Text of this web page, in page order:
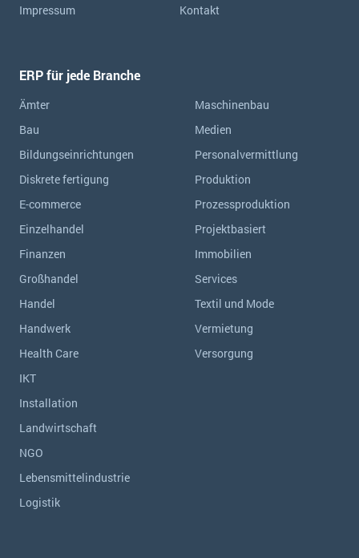
Impressum
Kontakt
ERP für jede Branche
Ämter
Bau
Bildungseinrichtungen
Diskrete fertigung
E-commerce
Einzelhandel
Finanzen
Großhandel
Handel
Handwerk
Health Care
IKT
Installation
Landwirtschaft
NGO
Lebensmittelindustrie
Logistik
Maschinenbau
Medien
Personalvermittlung
Produktion
Prozessproduktion
Projektbasiert
Immobilien
Services
Textil und Mode
Vermietung
Versorgung